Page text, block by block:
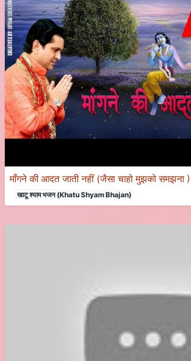
माँगने की आदत जाती नहीं (जैसा चाहो मुझको
खाटू श्याम भजन (Khatu Shyam Bhajan)